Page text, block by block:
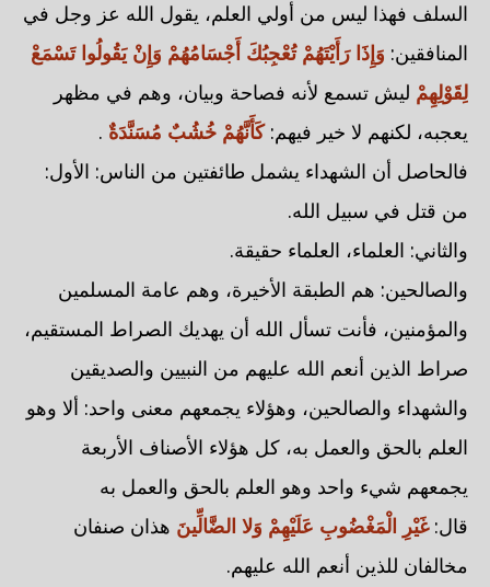
السلف فهذا ليس من أولي العلم، يقول الله عز وجل في
المنافقين: وَإِذَا رَأَيْتَهُمْ تُعْجِبُكَ أَجْسَامُهُمْ وَإِنْ يَقُولُوا تَسْمَعْ
لِقَوْلِهِمْ ليش تسمع لأنه فصاحة وبيان، وهم في مظهر
يعجبه، لكنهم لا خير فيهم:كَأَنَّهُمْ خُشُبٌ مُسَنَّدَةٌ .
فالحاصل أن الشهداء يشمل طائفتين من الناس: الأول:
من قتل في سبيل الله.
والثاني: العلماء، العلماء حقيقة.
والصالحين: هم الطبقة الأخيرة، وهم عامة المسلمين
والمؤمنين، فأنت تسأل الله أن يهديك الصراط المستقيم،
صراط الذين أنعم الله عليهم من النبيين والصديقين
والشهداء والصالحين، وهؤلاء يجمعهم معنى واحد: ألا وهو
العلم بالحق والعمل به، كل هؤلاء الأصناف الأربعة
يجمعهم شيء واحد وهو العلم بالحق والعمل به
قال:غَيْرِ الْمَغْضُوبِ عَلَيْهِمْ وَلا الضَّالِّينَ هذان صنفان
مخالفان للذين أنعم الله عليهم.